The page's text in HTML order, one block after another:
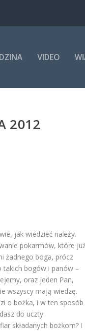
VIDEO
2012
jak wiedzieć należy.
pokarmów, które
żadnego boga, prócz
takich bogów i panów –
oraz jeden Pan,
wszyscy mają wiedzę.
o bożka, i w ten sposób
do uczty
składanych bożkom? I